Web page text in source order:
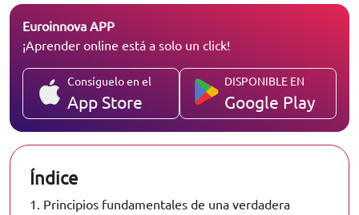
Euroinnova APP
¡Aprender online está a solo un click!
Consíguelo en el
App Store
DISPONIBLE EN
Google Play
Índice
1. Principios fundamentales de una verdadera